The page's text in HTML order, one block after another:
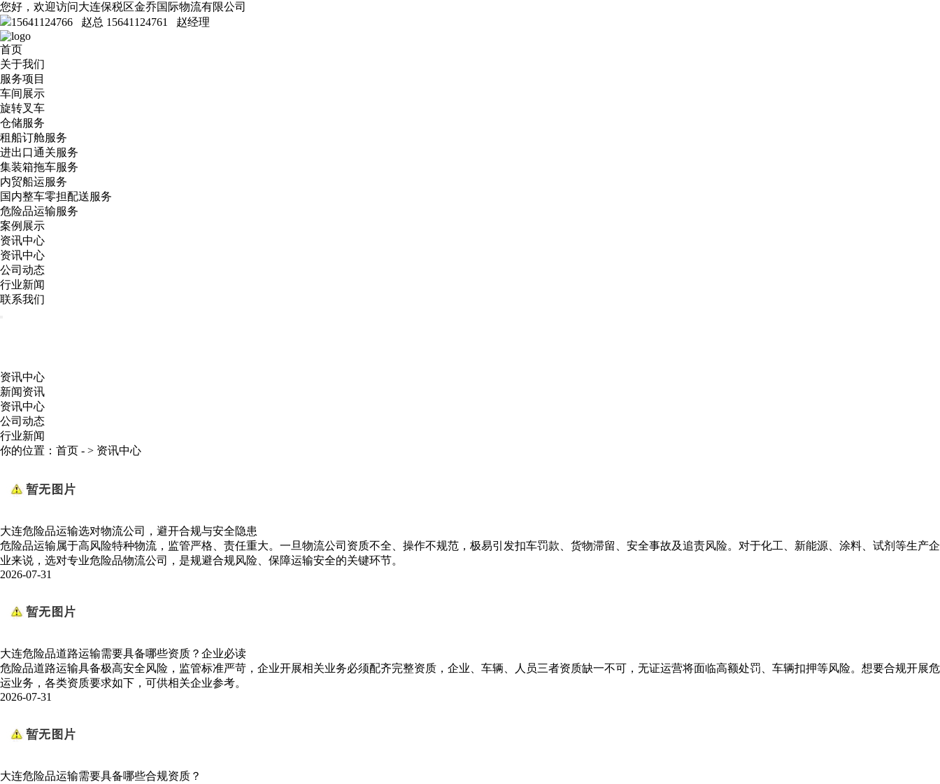
您好，欢迎访问大连保税区金乔国际物流有限公司
15641124766 赵总 15641124761 赵经理
首页
关于我们
服务项目
车间展示
旋转叉车
仓储服务
租船订舱服务
进出口通关服务
集装箱拖车服务
内贸船运服务
国内整车零担配送服务
危险品运输服务
案例展示
资讯中心
资讯中心
公司动态
行业新闻
联系我们
资讯中心
新闻资讯
资讯中心
公司动态
行业新闻
你的位置： 首页 - > 资讯中心
大连危险品运输选对物流公司，避开合规与安全隐患
危险品运输属于高风险特种物流，监管严格、责任重大。一旦物流公司资质不全、操作不规范，极易引发扣车罚款、货物滞留、安全事故及追责风险。对于化工、新能源、涂料、试剂等生产企
业来说，选对专业危险品物流公司，是规避合规风险、保障运输安全的关键环节。
2026-07-31
大连危险品道路运输需要具备哪些资质？企业必读
危险品道路运输具备极高安全风险，监管标准严苛，企业开展相关业务必须配齐完整资质，企业、车辆、人员三者资质缺一不可，无证运营将面临高额处罚、车辆扣押等风险。想要合规开展危
运业务，各类资质要求如下，可供相关企业参考。
2026-07-31
大连危险品运输需要具备哪些合规资质？